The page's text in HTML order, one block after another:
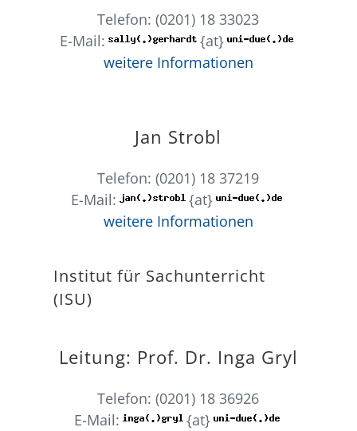
Telefon: (0201) 18 33023
E-Mail:
{at}
weitere Informationen
Jan Strobl
Telefon: (0201) 18 37219
E-Mail:
{at}
weitere Informationen
Institut für Sachunterricht
(ISU)
Leitung: Prof. Dr. Inga Gryl
Telefon: (0201) 18 36926
E-Mail:
{at}